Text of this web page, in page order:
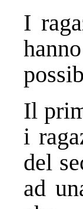
I
Il
i
del
ad